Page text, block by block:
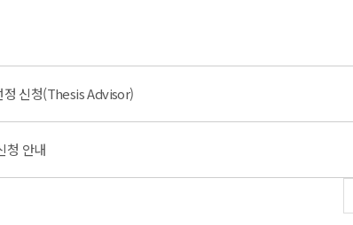
정 신청(Thesis Advisor)
청 안내